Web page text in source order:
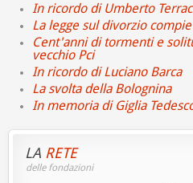
In ricordo di Umberto
La legge sul divorzio
Cent'anni di tormenti e
vecchio Pci
In ricordo di Luciano Barca
La svolta della Bolognina
In memoria di Giglia
LA RETE
delle fondazioni